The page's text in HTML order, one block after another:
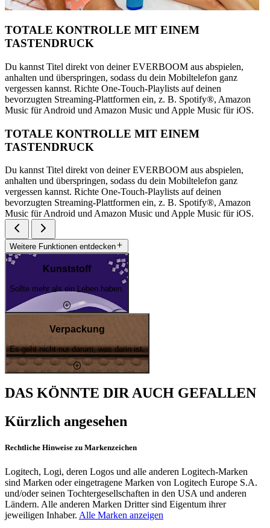
TOTALE KONTROLLE MIT EINEM
TASTENDRUCK
Du kannst Titel direkt von deiner EVERBOOM aus abspielen,
anhalten und überspringen, sodass du dein Mobiltelefon ganz
vergessen kannst. Richte One-Touch-Playlists auf deinen
bevorzugten Streaming-Plattformen ein, z. B. Spotify®, Amazon
Music für Android und Amazon Music und Apple Music für iOS.
TOTALE KONTROLLE MIT EINEM
TASTENDRUCK
Du kannst Titel direkt von deiner EVERBOOM aus abspielen,
anhalten und überspringen, sodass du dein Mobiltelefon ganz
vergessen kannst. Richte One-Touch-Playlists auf deinen
bevorzugten Streaming-Plattformen ein, z. B. Spotify®, Amazon
Music für Android und Amazon Music und Apple Music für iOS.
Weitere Funktionen entdecken
Kunststoff
Sollte mehr als ein Leben haben.
Verpackung
Es geht nicht nur darum, was darin ist.
DAS KÖNNTE DIR AUCH GEFALLEN
Kürzlich angesehen
Rechtliche Hinweise zu Markenzeichen
Logitech, Logi, deren Logos und alle anderen Logitech-Marken
sind Marken oder eingetragene Marken von Logitech Europe S.A.
und/oder seinen Tochtergesellschaften in den USA und anderen
Ländern. Alle anderen Marken Dritter sind Eigentum ihrer
jeweiligen Inhaber. Alle Marken anzeigen